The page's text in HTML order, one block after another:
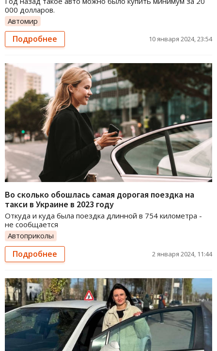
000 долларов.
Автомир
Подробнее 10 января 2024, 23:54
Во сколько обошлась самая дорогая поездка на
такси в Украине в 2023 году
Откуда и куда была поездка длинной в 754 километра -
не сообщается
Автоприколы
Подробнее 2 января 2024, 11:44